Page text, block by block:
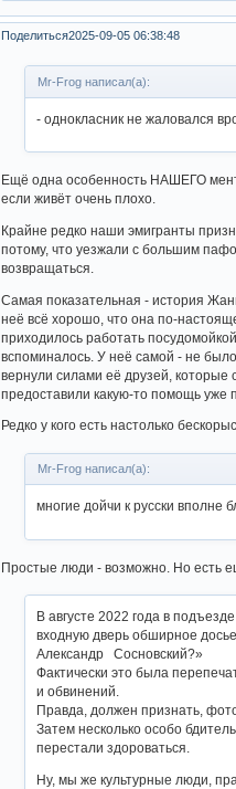
Поделиться2025-09-05 06:38:48
Mr-Frog написал(а):
- однокласник не жаловался
Ещё одна особенность НАШЕГО
если живёт очень плохо.
Крайне редко наши эмигранты
потому, что уезжали с большим
возвращаться.
Самая показательная - история
неё всё хорошо, что она по-
приходилось работать
вспоминалось. У неё самой - не
вернули силами её друзей,
предоставили какую-то помощь уже
Редко у кого есть настолько
Mr-Frog написал(а):
многие дойчи к русски вполне
Простые люди - возможно. Но есть
В августе 2022 года в
входную дверь обширное
Александр Сосновский?»
Фактически это была
и обвинений.
Правда, должен признать,
Затем несколько особо
перестали здороваться.
Ну, мы же культурные люди,